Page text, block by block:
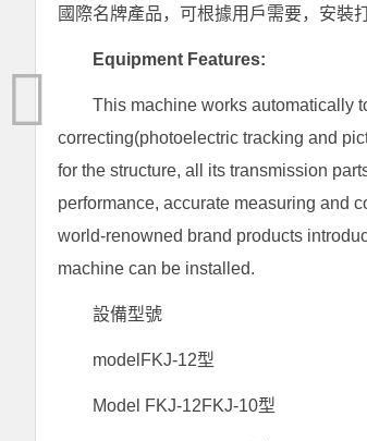
國際名牌產品，可根據用戶需要，安裝
Equipment Features:
This machine works automatically
correcting(photoelectric tracking and
for the structure, all its transmission
performance, accurate measuring and
world-renowned brand products
machine can be installed.
設備型號
modelFKJ-12型
Model FKJ-12FKJ-10型